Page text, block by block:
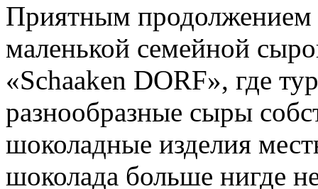
Приятным продолжением
маленькой семейной
«Schaaken DORF», где
разнообразные сыры
шоколадные изделия
шоколада больше нигде